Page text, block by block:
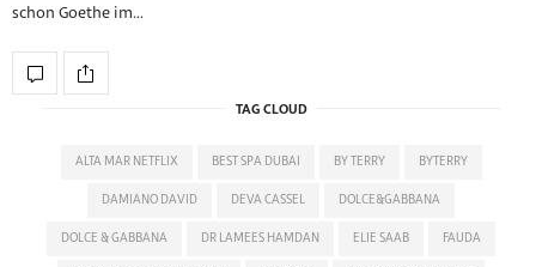
schon Goethe im…
TAG CLOUD
ALTA MAR NETFLIX BEST SPA DUBAI BY TERRY BYTERRY
DAMIANO DAVID DEVA CASSEL DOLCE&GABBANA
DOLCE & GABBANA DR LAMEES HAMDAN ELIE SAAB FAUDA